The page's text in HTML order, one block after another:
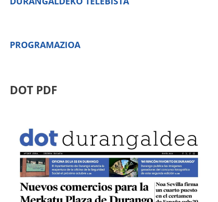
PROGRAMAZIOA
DOT PDF